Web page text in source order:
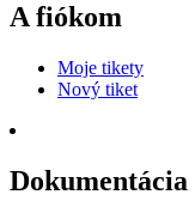
A fiókom
Moje tikety
Nový tiket
Dokumentácia